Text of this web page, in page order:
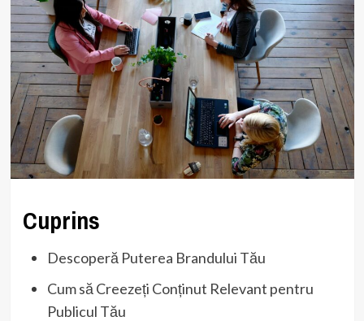
Cuprins
Descoperă Puterea Brandului Tău
Cum să Creezeți Conținut Relevant pentru
Publicul Tău